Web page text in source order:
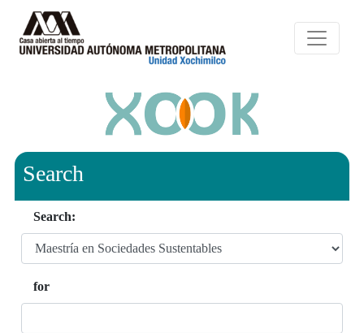
Search
Search:
for